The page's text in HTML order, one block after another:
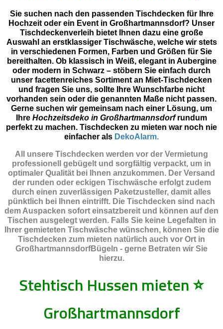
Sie suchen nach den passenden Tischdecken für Ihre
Hochzeit oder ein Event in Großhartmannsdorf? Unser
Tischdeckenverleih bietet Ihnen dazu eine große
Auswahl an erstklassiger Tischwäsche, welche wir stets
in verschiedenen Formen, Farben und Größen für Sie
bereithalten. Ob klassisch in Weiß, elegant in Aubergine
oder modern in Schwarz – stöbern Sie einfach durch
unser facettenreiches Sortiment an Miet-Tischdecken
und fragen Sie uns, sollte Ihre Wunschfarbe nicht
vorhanden sein oder die genannten Maße nicht passen.
Gerne suchen wir gemeinsam nach einer Lösung, um
Ihre Hochzeitsdeko in Großhartmannsdorfrundum
perfekt zu machen. Tischdecken zu mieten war noch nie
einfacher als DekoAlarm.
All unsere Tischdecken werden vor der Vermietung
professionell gebügelt und sorgfältig verpackt, um in
optimaler Qualität bei Ihnen anzukommen. Der Versand
der runden oder eckigen Tischwäsche erfolgt zudem
durch einen zuverlässigen Paketzusteller, damit alles
pünktlich bei Ihnen eintrifft. Die Tischdecken sind nach
dem Auspacken sofort einsatzbereit und können auf den
Tischen ausgelegt werden. Falls Sie keine Legefalten in
Ihrer gemieteten Tischwäsche wünschen, können Sie die
Tischdecken zum mieten natürlich auch vor Ort in
GroßhartmannsdorfBügeln - gerne Betraten wir Sie
hierzu.
Stehtisch Hussen mieten⭐
Großhartmannsdorf